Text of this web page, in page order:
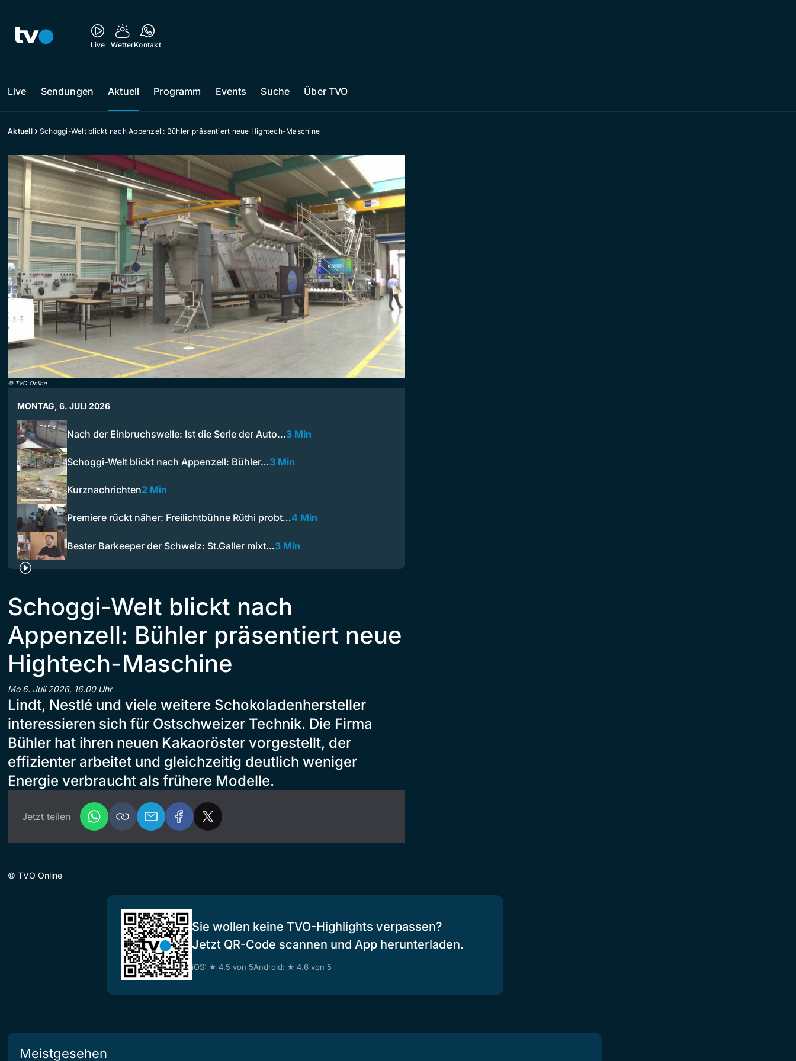
Live WetterKontakt
Live Sendungen Aktuell Programm Events Suche Über TVO
Aktuell Schoggi-Welt blickt nach Appenzell: Bühler präsentiert neue Hightech-Maschine
© TVO Online
MONTAG, 6. JULI 2026
Nach der Einbruchswelle: Ist die Serie der Auto…3 Min
Schoggi-Welt blickt nach Appenzell: Bühler…3 Min
Kurznachrichten2 Min
Premiere rückt näher: Freilichtbühne Rüthi probt…4 Min
Bester Barkeeper der Schweiz: St.Galler mixt…3 Min
Schoggi-Welt blickt nach
Appenzell: Bühler präsentiert neue
Hightech-Maschine
Mo 6. Juli 2026, 16.00 Uhr
Lindt, Nestlé und viele weitere Schokoladenhersteller
interessieren sich für Ostschweizer Technik. Die Firma
Bühler hat ihren neuen Kakaoröster vorgestellt, der
effizienter arbeitet und gleichzeitig deutlich weniger
Energie verbraucht als frühere Modelle.
Jetzt teilen
© TVO Online
Sie wollen keine TVO-Highlights verpassen?
Jetzt QR-Code scannen und App herunterladen.
iOS: ★ 4.5 von 5Android: ★ 4.6 von 5
Meistgesehen